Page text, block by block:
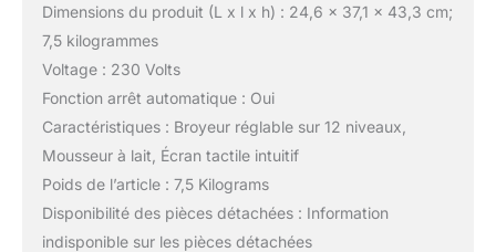
Dimensions du produit (L x l x h) : 24,6 x 37,1 x 43,3 cm;
7,5 kilogrammes
Voltage : 230 Volts
Fonction arrêt automatique : Oui
Caractéristiques : Broyeur réglable sur 12 niveaux,
Mousseur à lait, Écran tactile intuitif
Poids de l’article : 7,5 Kilograms
Disponibilité des pièces détachées : Information
indisponible sur les pièces détachées